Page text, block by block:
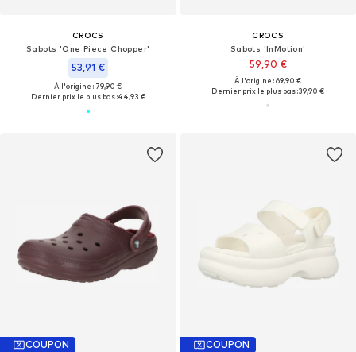
CROCS
Sabots 'One Piece Chopper'
53,91 €
À l'origine : 79,90 €
Dernier prix le plus bas :44,93 €
CROCS
Sabots 'InMotion'
59,90 €
À l'origine : 69,90 €
Dernier prix le plus bas :39,90 €
COUPON COUPON